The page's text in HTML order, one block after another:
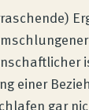
einer
gar